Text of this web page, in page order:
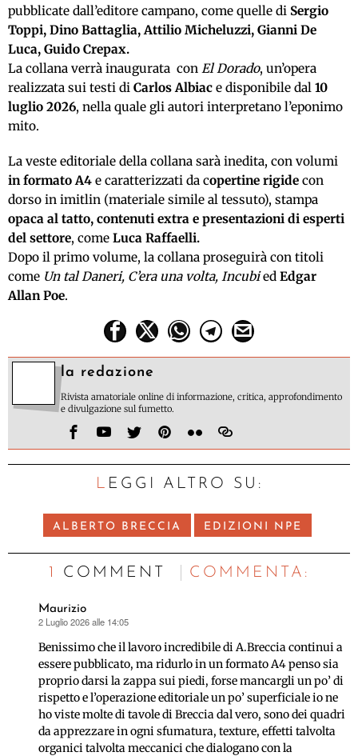
pubblicate dall’editore campano, come quelle di Sergio
Toppi, Dino Battaglia, Attilio Micheluzzi, Gianni De
Luca, Guido Crepax.
La collana verrà inaugurata con El Dorado, un’opera
realizzata sui testi di Carlos Albiac e disponibile dal 10
luglio 2026, nella quale gli autori interpretano l’eponimo
mito.
La veste editoriale della collana sarà inedita, con volumi
in formato A4 e caratterizzati da copertine rigide con
dorso in imitlin (materiale simile al tessuto), stampa
opaca al tatto, contenuti extra e presentazioni di esperti
del settore, come Luca Raffaelli.
Dopo il primo volume, la collana proseguirà con titoli
come Un tal Daneri, C’era una volta, Incubied Edgar
Allan Poe.
la redazione
Rivista amatoriale online di informazione, critica, approfondimento
e divulgazione sul fumetto.
LEGGI ALTRO SU:
ALBERTO BRECCIA EDIZIONI NPE
1 COMMENT C OMMENTA:
Maurizio
ha
detto:
2 Luglio 2026 alle 14:05
Benissimo che il lavoro incredibile di A.Breccia continui a
essere pubblicato, ma ridurlo in un formato A4 penso sia
proprio darsi la zappa sui piedi, forse mancargli un po’ di
rispetto e l’operazione editoriale un po’ superficiale io ne
ho viste molte di tavole di Breccia dal vero, sono dei quadri
da apprezzare in ogni sfumatura, texture, effetti talvolta
organici talvolta meccanici che dialogano con la